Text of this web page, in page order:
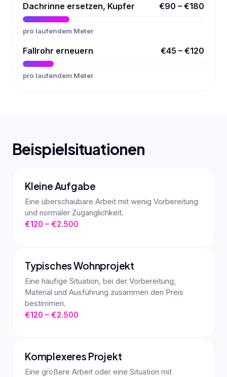
Dachrinne ersetzen, Kupfer €90 – €180
pro laufendem Meter
Fallrohr erneuern €45 – €120
pro laufendem Meter
Beispielsituationen
Kleine Aufgabe
Eine überschaubare Arbeit mit wenig Vorbereitung
und normaler Zugänglichkeit.
€120 – €2.500
Typisches Wohnprojekt
Eine häufige Situation, bei der Vorbereitung,
Material und Ausführung zusammen den Preis
bestimmen.
€120 – €2.500
Komplexeres Projekt
Eine größere Arbeit oder eine Situation mit